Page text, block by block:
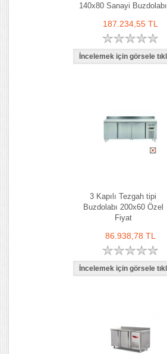
140x80 Sanayi Buzdolabı
187.234,55 TL
3 Kapılı Tezgah tipi
Buzdolabı 200x60 Özel
Fiyat
86.938,78 TL